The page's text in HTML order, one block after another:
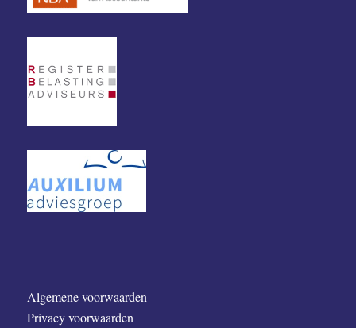
Algemene voorwaarden
Privacy voorwaarden